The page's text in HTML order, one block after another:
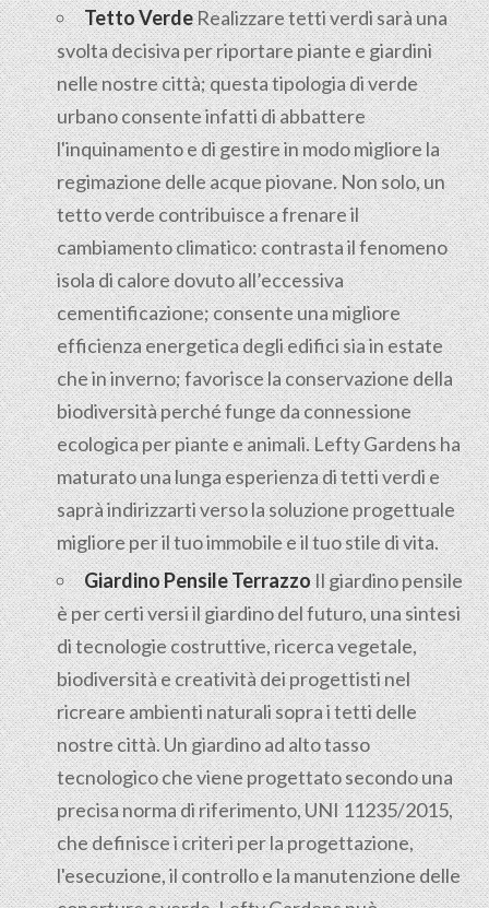
Tetto VerdeRealizzare tetti verdi sarà una
svolta decisiva per riportare piante e giardini
nelle nostre città; questa tipologia di verde
urbano consente infatti di abbattere
l'inquinamento e di gestire in modo migliore la
regimazione delle acque piovane. Non solo, un
tetto verde contribuisce a frenare il
cambiamento climatico: contrasta il fenomeno
isola di calore dovuto all’eccessiva
cementificazione; consente una migliore
efficienza energetica degli edifici sia in estate
che in inverno; favorisce la conservazione della
biodiversità perché funge da connessione
ecologica per piante e animali. Lefty Gardens ha
maturato una lunga esperienza di tetti verdi e
saprà indirizzarti verso la soluzione progettuale
migliore per il tuo immobile e il tuo stile di vita.
Giardino Pensile TerrazzoIl giardino pensile
è per certi versi il giardino del futuro, una sintesi
di tecnologie costruttive, ricerca vegetale,
biodiversità e creatività dei progettisti nel
ricreare ambienti naturali sopra i tetti delle
nostre città. Un giardino ad alto tasso
tecnologico che viene progettato secondo una
precisa norma di riferimento, UNI 11235/2015,
che definisce i criteri per la progettazione,
l'esecuzione, il controllo e la manutenzione delle